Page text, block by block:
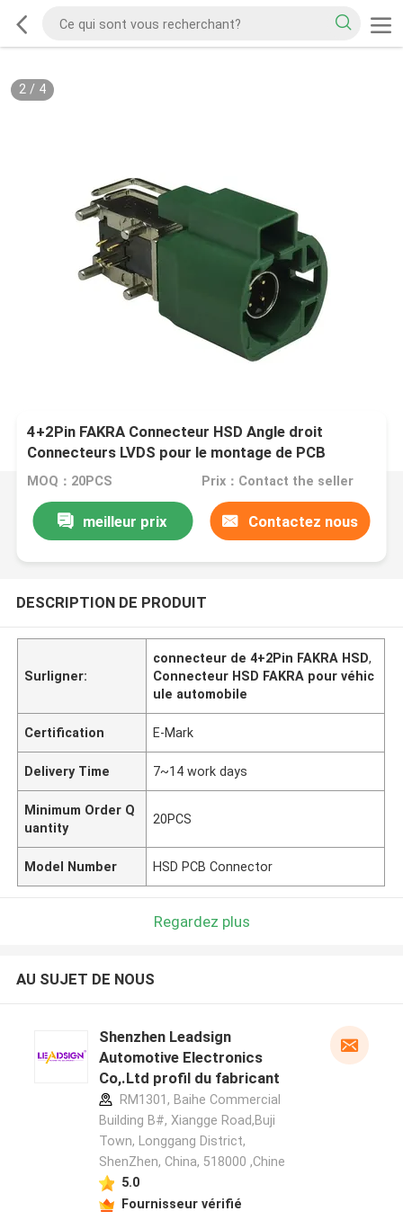
2/ 4
4+2Pin FAKRA Connecteur HSD Angle droit
Connecteurs LVDS pour le montage de PCB
MOQ：20PCS Prix：Contact the seller
meilleur prix Contactez nous
DESCRIPTION DE PRODUIT
Surligner:
connecteur de 4+2Pin FAKRA HSD,
Connecteur HSD FAKRA pour véhic
ule automobile
Certification E-Mark
Delivery Time 7~14 work days
Minimum Order Q
uantity
20PCS
Model Number HSD PCB Connector
Regardez plus
AU SUJET DE NOUS
Shenzhen Leadsign
Automotive Electronics
Co,.Ltd profil du fabricant
RM1301, Baihe Commercial
Building B#, Xiangge Road,Buji
Town, Longgang District,
ShenZhen, China, 518000 ,Chine
5.0
Fournisseur vérifié